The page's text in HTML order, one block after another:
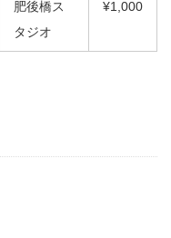
肥後橋ス
タジオ
¥1,000